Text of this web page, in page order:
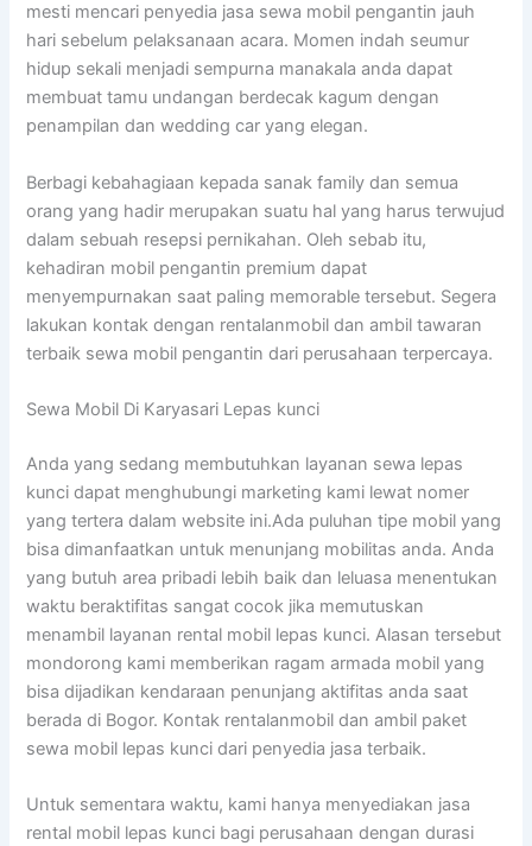
mesti mencari penyedia jasa sewa mobil pengantin jauh
hari sebelum pelaksanaan acara. Momen indah seumur
hidup sekali menjadi sempurna manakala anda dapat
membuat tamu undangan berdecak kagum dengan
penampilan dan wedding car yang elegan.
Berbagi kebahagiaan kepada sanak family dan semua
orang yang hadir merupakan suatu hal yang harus terwujud
dalam sebuah resepsi pernikahan. Oleh sebab itu,
kehadiran mobil pengantin premium dapat
menyempurnakan saat paling memorable tersebut. Segera
lakukan kontak dengan rentalanmobil dan ambil tawaran
terbaik sewa mobil pengantin dari perusahaan terpercaya.
Sewa Mobil Di Karyasari Lepas kunci
Anda yang sedang membutuhkan layanan sewa lepas
kunci dapat menghubungi marketing kami lewat nomer
yang tertera dalam website ini.Ada puluhan tipe mobil yang
bisa dimanfaatkan untuk menunjang mobilitas anda. Anda
yang butuh area pribadi lebih baik dan leluasa menentukan
waktu beraktifitas sangat cocok jika memutuskan
menambil layanan rental mobil lepas kunci. Alasan tersebut
mondorong kami memberikan ragam armada mobil yang
bisa dijadikan kendaraan penunjang aktifitas anda saat
berada di Bogor. Kontak rentalanmobil dan ambil paket
sewa mobil lepas kunci dari penyedia jasa terbaik.
Untuk sementara waktu, kami hanya menyediakan jasa
rental mobil lepas kunci bagi perusahaan dengan durasi